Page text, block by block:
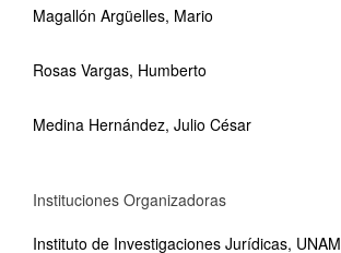
Magallón Argüelles, Mario
Rosas Vargas, Humberto
Medina Hernández, Julio César
Instituciones Organizadoras
Instituto de Investigaciones Jurídicas, UNAM